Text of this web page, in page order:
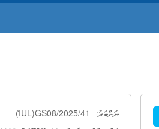
ނަންބަރު: ު(IUL)GS08/2025/41